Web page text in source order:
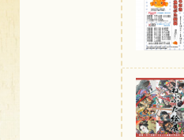
ヒロロでQOL健診（随時だに
時間